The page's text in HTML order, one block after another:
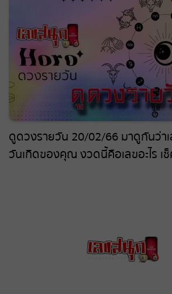
ดูดวงรายวัน 20/02/66 มาดูกันว่า
วันเกิดของคุณ งวดนี้คือเลขอะไร เ